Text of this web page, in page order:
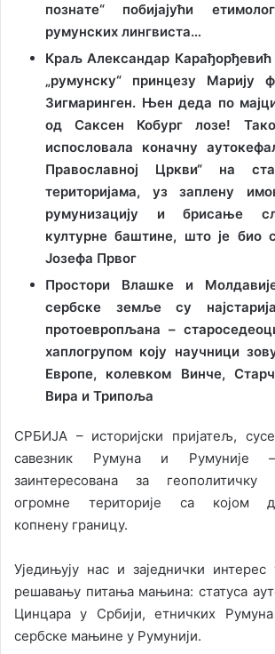
познате“ побијајући
румунских лингвиста…
Краљ Александар Карађорђевић
„румунску“ принцезу Марију
Зигмаринген. Њен деда по
од Саксен Кобург лозе!
испословала коначну
Православној Цркви“ на
територијама, уз заплену
румунизацију и брисање
културне баштине, што је био
Јозефа Првог
Простори Влашке и
сербске земље су
протоевропљана –
хаплогрупом коју научници
Европе, колевком Винче,
Вира и Трипоља
СРБИЈА – историјски пријатељ,
савезник Румуна и Румуније
заинтересована за геополитичку
огромне територије са којом
копнену границу.
Уједињују нас и заједнички
решавању питања мањина: статуса
Цинцара у Србији, етничких
сербске мањине у Румунији.